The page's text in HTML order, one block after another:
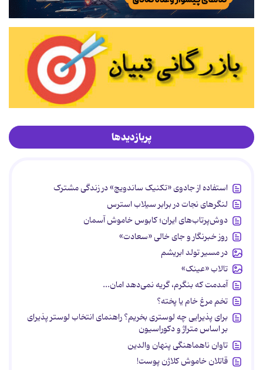
پربازدیدها
استفاده از جادوی «تکنیک ساندویچ» در زندگی مشترک
لنگرهای نجات در برابر سیلاب استرس
دوش‌پرتاب‌های ایران؛ کابوس خاموش آسمان
روز خبرنگار و جای خالی «سعادت»
در مسیر تولد ابریشم
تالاب «عینک»
آمدمت که بنگرم، گریه نمی‌دهد امان...
تخم مرغ خام یا پخته؟
برای پذیرایی چه لوستری بخریم؟ راهنمای انتخاب لوستر پذیرای
بر اساس متراژ و دکوراسیون
تاوان ناهماهنگی پنهان والدین
قاتلان خاموش کلاژن پوست!